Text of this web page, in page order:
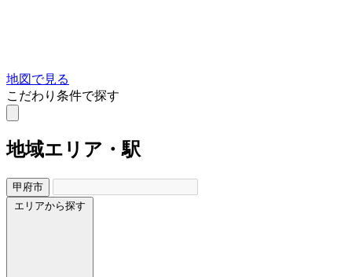
地図で見る
こだわり条件で探す
地域エリア・駅
甲府市
エリアから探す